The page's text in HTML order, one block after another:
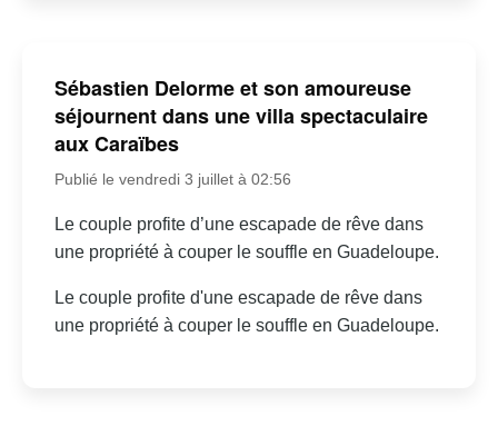
Sébastien Delorme et son amoureuse
séjournent dans une villa spectaculaire
aux Caraïbes
Publié le vendredi 3 juillet à 02:56
Le couple profite d’une escapade de rêve dans
une propriété à couper le souffle en Guadeloupe.
Le couple profite d'une escapade de rêve dans
une propriété à couper le souffle en Guadeloupe.